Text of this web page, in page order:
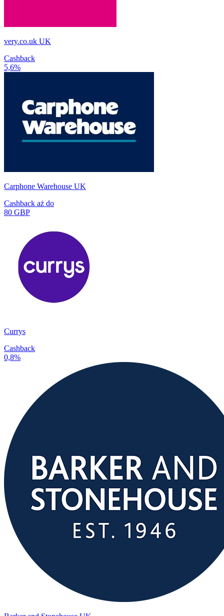
very.co.uk UK
Cashback
5,6%
Carphone Warehouse UK
Cashback aż do
80 GBP
Currys
Cashback
0,8%